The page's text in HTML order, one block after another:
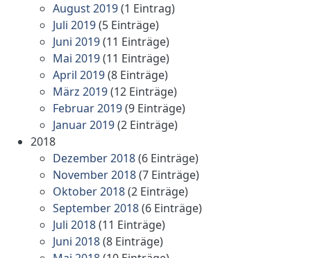
August 2019(1 Eintrag)
Juli 2019(5 Einträge)
Juni 2019(11 Einträge)
Mai 2019(11 Einträge)
April 2019(8 Einträge)
März 2019(12 Einträge)
Februar 2019(9 Einträge)
Januar 2019(2 Einträge)
2018
Dezember 2018(6 Einträge)
November 2018(7 Einträge)
Oktober 2018(2 Einträge)
September 2018(6 Einträge)
Juli 2018(11 Einträge)
Juni 2018(8 Einträge)